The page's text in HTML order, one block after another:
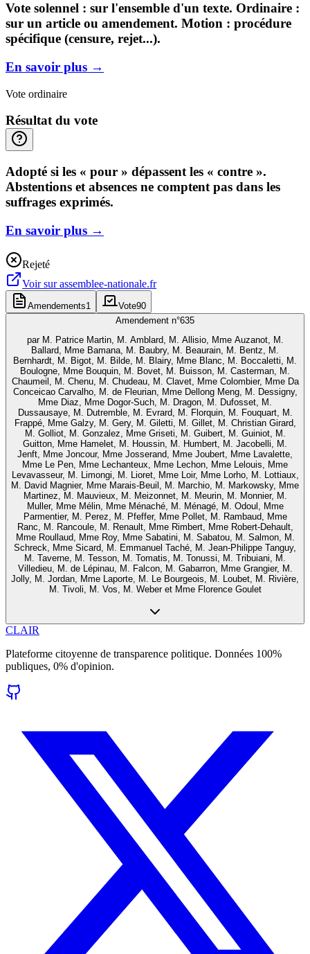
Vote solennel : sur l'ensemble d'un texte. Ordinaire :
sur un article ou amendement. Motion : procédure
spécifique (censure, rejet...).
En savoir plus →
Vote ordinaire
Résultat du vote
Adopté si les « pour » dépassent les « contre ».
Abstentions et absences ne comptent pas dans les
suffrages exprimés.
En savoir plus →
Rejeté
Voir surassemblee-nationale.fr
Amendements1 Vote90
Amendement n°635
par M. Patrice Martin, M. Amblard, M. Allisio, Mme Auzanot, M.
Ballard, Mme Bamana, M. Baubry, M. Beaurain, M. Bentz, M.
Bernhardt, M. Bigot, M. Bilde, M. Blairy, Mme Blanc, M. Boccaletti, M.
Boulogne, Mme Bouquin, M. Bovet, M. Buisson, M. Casterman, M.
Chaumeil, M. Chenu, M. Chudeau, M. Clavet, Mme Colombier, Mme Da
Conceicao Carvalho, M. de Fleurian, Mme Dellong Meng, M. Dessigny,
Mme Diaz, Mme Dogor-Such, M. Dragon, M. Dufosset, M.
Dussausaye, M. Dutremble, M. Evrard, M. Florquin, M. Fouquart, M.
Frappé, Mme Galzy, M. Gery, M. Giletti, M. Gillet, M. Christian Girard,
M. Golliot, M. Gonzalez, Mme Griseti, M. Guibert, M. Guiniot, M.
Guitton, Mme Hamelet, M. Houssin, M. Humbert, M. Jacobelli, M.
Jenft, Mme Joncour, Mme Josserand, Mme Joubert, Mme Lavalette,
Mme Le Pen, Mme Lechanteux, Mme Lechon, Mme Lelouis, Mme
Levavasseur, M. Limongi, M. Lioret, Mme Loir, Mme Lorho, M. Lottiaux,
M. David Magnier, Mme Marais-Beuil, M. Marchio, M. Markowsky, Mme
Martinez, M. Mauvieux, M. Meizonnet, M. Meurin, M. Monnier, M.
Muller, Mme Mélin, Mme Ménaché, M. Ménagé, M. Odoul, Mme
Parmentier, M. Perez, M. Pfeffer, Mme Pollet, M. Rambaud, Mme
Ranc, M. Rancoule, M. Renault, Mme Rimbert, Mme Robert-Dehault,
Mme Roullaud, Mme Roy, Mme Sabatini, M. Sabatou, M. Salmon, M.
Schreck, Mme Sicard, M. Emmanuel Taché, M. Jean-Philippe Tanguy,
M. Taverne, M. Tesson, M. Tomatis, M. Tonussi, M. Tribuiani, M.
Villedieu, M. de Lépinau, M. Falcon, M. Gabarron, Mme Grangier, M.
Jolly, M. Jordan, Mme Laporte, M. Le Bourgeois, M. Loubet, M. Rivière,
M. Tivoli, M. Vos, M. Weber et Mme Florence Goulet
CLAIR
Plateforme citoyenne de transparence politique. Données 100%
publiques, 0% d'opinion.